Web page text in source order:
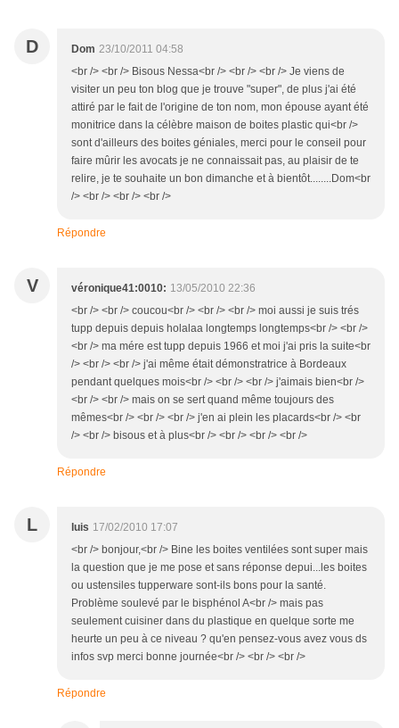
D Dom 23/10/2011 04:58
<br /> <br /> Bisous Nessa<br /> <br /> <br /> Je viens de
visiter un peu ton blog que je trouve "super", de plus j'ai été
attiré par le fait de l'origine de ton nom, mon épouse ayant été
monitrice dans la célèbre maison de boites plastic qui<br />
sont d'ailleurs des boites géniales, merci pour le conseil pour
faire mûrir les avocats je ne connaissait pas, au plaisir de te
relire, je te souhaite un bon dimanche et à bientôt........Dom<br
/> <br /> <br /> <br />
Répondre
V véronique41:0010: 13/05/2010 22:36
<br /> <br /> coucou<br /> <br /> <br /> moi aussi je suis trés
tupp depuis depuis holalaa longtemps longtemps<br /> <br />
<br /> ma mére est tupp depuis 1966 et moi j'ai pris la suite<br
/> <br /> <br /> j'ai même était démonstratrice à Bordeaux
pendant quelques mois<br /> <br /> <br /> j'aimais bien<br />
<br /> <br /> mais on se sert quand même toujours des
mêmes<br /> <br /> <br /> j'en ai plein les placards<br /> <br
/> <br /> bisous et à plus<br /> <br /> <br /> <br />
Répondre
L luis 17/02/2010 17:07
<br /> bonjour,<br /> Bine les boites ventilées sont super mais
la question que je me pose et sans réponse depui...les boites
ou ustensiles tupperware sont-ils bons pour la santé.
Problème soulevé par le bisphénol A<br /> mais pas
seulement cuisiner dans du plastique en quelque sorte me
heurte un peu à ce niveau ? qu'en pensez-vous avez vous ds
infos svp merci bonne journée<br /> <br /> <br />
Répondre